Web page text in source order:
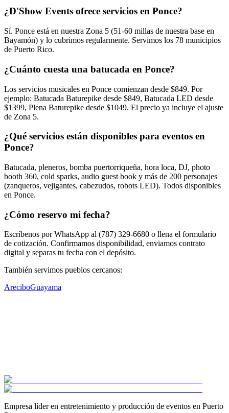
¿D'Show Events ofrece servicios en Ponce?
Sí. Ponce está en nuestra Zona 5 (51-60 millas de nuestra base en
Bayamón) y lo cubrimos regularmente. Servimos los 78 municipios
de Puerto Rico.
¿Cuánto cuesta una batucada en Ponce?
Los servicios musicales en Ponce comienzan desde $849. Por
ejemplo: Batucada Baturepike desde $849, Batucada LED desde
$1399, Plena Baturepike desde $1049. El precio ya incluye el ajuste
de Zona 5.
¿Qué servicios están disponibles para eventos en
Ponce?
Batucada, pleneros, bomba puertorriqueña, hora loca, DJ, photo
booth 360, cold sparks, audio guest book y más de 200 personajes
(zanqueros, vejigantes, cabezudos, robots LED). Todos disponibles
en Ponce.
¿Cómo reservo mi fecha?
Escríbenos por WhatsApp al (787) 329-6680 o llena el formulario
de cotización. Confirmamos disponibilidad, enviamos contrato
digital y separas tu fecha con el depósito.
También servimos pueblos cercanos:
AreciboGuayama
Empresa líder en entretenimiento y producción de eventos en Puerto